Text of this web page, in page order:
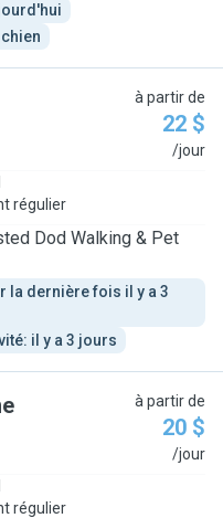
à partir de
22 $
/jour
régulier
Dod Walking & Pet
la dernière fois il y a 3
il y a 3 jours
à partir de
20 $
/jour
régulier